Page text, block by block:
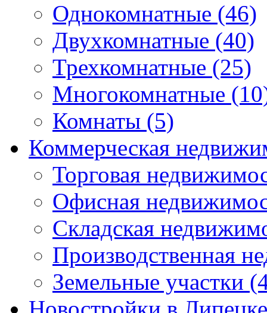
Однокомнатные (46)
Двухкомнатные (40)
Трехкомнатные (25)
Многокомнатные
Комнаты (5)
Коммерческая
Торговая
Офисная
Складская
Производственная
Земельные участки